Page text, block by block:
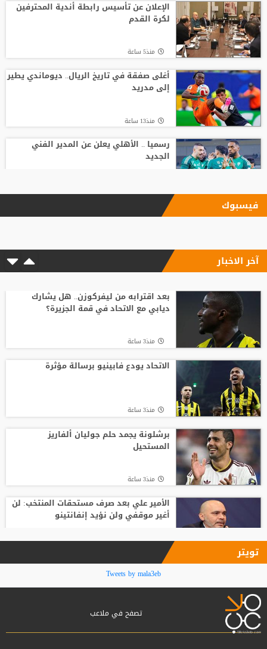
الإعلان عن تأسيس رابطة أندية المحترفين
لكرة القدم
منذ5 ساعة
أغلى صفقة في تاريخ الريال.. ديوماندي يطير
إلى مدريد
منذ13 ساعة
رسميا .. الأهلي يعلن عن المدير الفني
الجديد
الاتحاد يودع فابينيو برسالة مؤثرة
رودري يحسم قراره ويختار وجهته المقبلة
أسطورة التحكيم الإنجليزي يلحق بمحمد
صلاح في تركيا رسميًا
مدرب الأهلي الجديد ينذر بموسم صفري ..
فيسبوك
آخر الاخبار
بعد اقترابه من ليفركوزن.. هل يشارك
ديابي مع الاتحاد في قمة الجزيرة؟
منذ3 ساعة
الاتحاد يودع فابينيو برسالة مؤثرة
منذ3 ساعة
برشلونة يجمد حلم جوليان ألفاريز
المستحيل
منذ3 ساعة
الأمير علي بعد صرف مستحقات المنتخب: لن
أغير موقفي ولن نؤيد إنفانتينو
فينيسيوس جونيور يمدد عقده مع ريال
مدريد حتى 2032
تويتر
Tweets by mala3eb
تصفح في ملاعب